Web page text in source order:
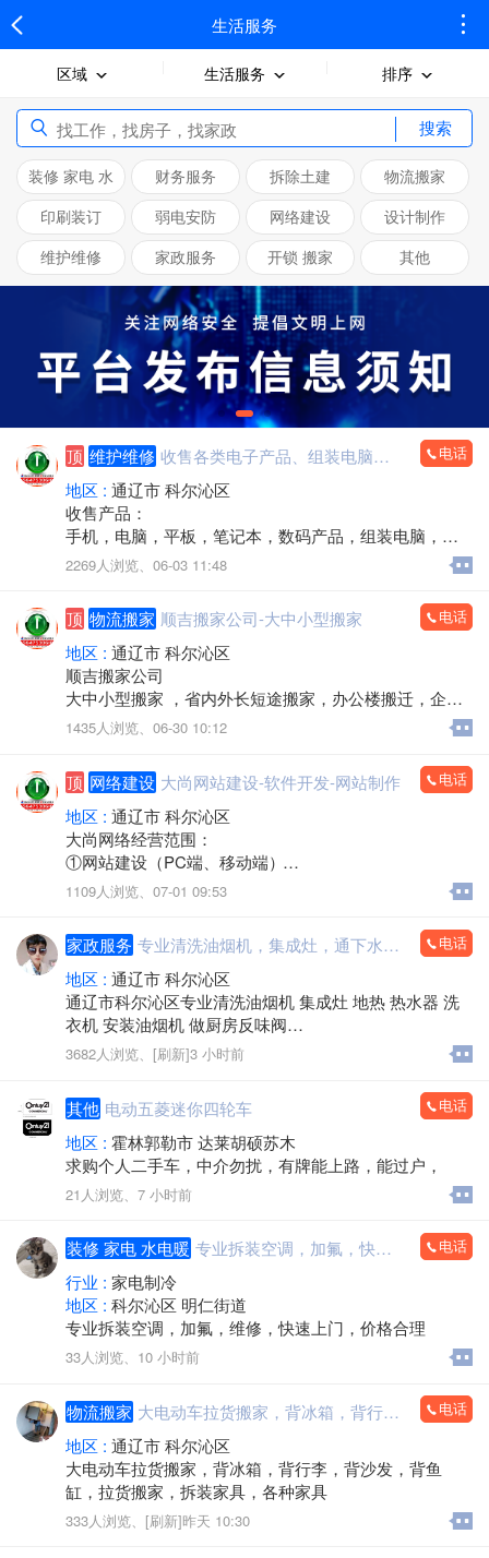
生活服务
区域 生活服务 排序
搜索
装修 家电 水
电暖
财务服务 拆除土建
物流搬家
印刷装订
弱电安防 网络建设
设计制作
维护维修
家政服务 开锁 搬家 其他
顶 维护维修 收售各类电子产品、组装电脑，监控安装 电话
地区 : 通辽市 科尔沁区
收售产品：
手机，电脑，平板，笔记本，数码产品，组装电脑，监
控安装，办公耗材，回收置换，上门服务
电话：15560888853
2269人浏览、 06-03 11:48
顶 物流搬家 顺吉搬家公司-大中小型搬家 电话
地区 : 通辽市 科尔沁区
顺吉搬家公司
大中小型搬家 ，省内外长短途搬家，办公楼搬迁，企事
业单位搬迁，搬厂，门店搬家，超市商场搬家，出租拉
运，专业拆装家具，空调安装移机，上下楼搬运。
承接各种零活，装卸各种货物，通辽市，各区，各省 各
县，乡镇，出租拉货，运输各种货物，配有厢式货车，
微型小汽车 三轮电动车， 居民生活等一系列服务。
价格不高，包您满意，专业的团队，职业的工人师傅竭
诚为您和家人服务！您的满意是顺吉搬家毕生的追求！
全心全意为家庭服务的专业团队，24小时为您服务！
联系电话：15771572345微信同步，可开发票
1435人浏览、 06-30 10:12
顶 网络建设 大尚网站建设-软件开发-网站制作 电话
地区 : 通辽市 科尔沁区
大尚网络经营范围：
①网站建设（PC端、移动端）
②软件开发、手机APP开发（安卓系统、苹果系统）
③微信小程序系统开发（商城系统、分销系统）
④微信公众平台系统开发（商城系统、分销系统）
⑤大数据与云计算、机房装修维护
⑥网络推广、微信推广等网络营销
⑦400全国电话开通办理、彩铃制作
⑧会员管理软件、收银软件等软件系统
⑨牛羊交易市场管理系统开发制作
联系电话:0475-2790471
微信:15750561234
QQ/微信：1259492369
地址：芙蓉小区1#楼2单元221室（丽水国际对面）
网址：www.0475365.com
通辽市大尚网络技术服务有限公司（www.0475365.co
m）成立于2013年，是将项目策划、开发、售后合为一
体，为客户提供完整的互联网信息技术平台管理与技术
实施服务的网络技术公司。
公司具体业务包括：政府事业单位网站建设、大中小企
业网站建设、移动应用开发、手机APP开发、电商与平
、机房建设及维护、系统集成、大数据与云计算、微信/
小程序开发与运营、抖音快手等短视频平台服务、网络
营销推广。
公司管理规范，组织构架完善，配有顶尖办公设备及硬
件设施配置，目前公司设有独立部门4个，其中包括技术
开发部2个部门，及策划管理部、售后服务部等，公司核
1109人浏览、 07-01 09:53
家政服务 专业清洗油烟机，集成灶，通下水，坐便，地漏 电话
地区 : 通辽市 科尔沁区
通辽市科尔沁区专业清洗油烟机 集成灶 地热 热水器 洗
衣机 安装油烟机 做厨房反味阀
通下水道 通马桶 通地漏 通主管道 高压清洗各种管道 通
3682人浏览、 [刷新]3 小时前
其他 电动五菱迷你四轮车 电话
地区 : 霍林郭勒市 达莱胡硕苏木
求购个人二手车，中介勿扰，有牌能上路，能过户，
21人浏览、 7 小时前
装修 家电 水电暖 专业拆装空调，加氟，快速上门 电话
行业 : 家电制冷
地区 : 科尔沁区 明仁街道
专业拆装空调，加氟，维修，快速上门，价格合理
33人浏览、 10 小时前
物流搬家 大电动车拉货搬家，背冰箱，背行李，背沙发，被浴缸拆装家具 电话
地区 : 通辽市 科尔沁区
大电动车拉货搬家，背冰箱，背行李，背沙发，背鱼
缸，拉货搬家，拆装家具，各种家具
333人浏览、 [刷新]昨天 10:30